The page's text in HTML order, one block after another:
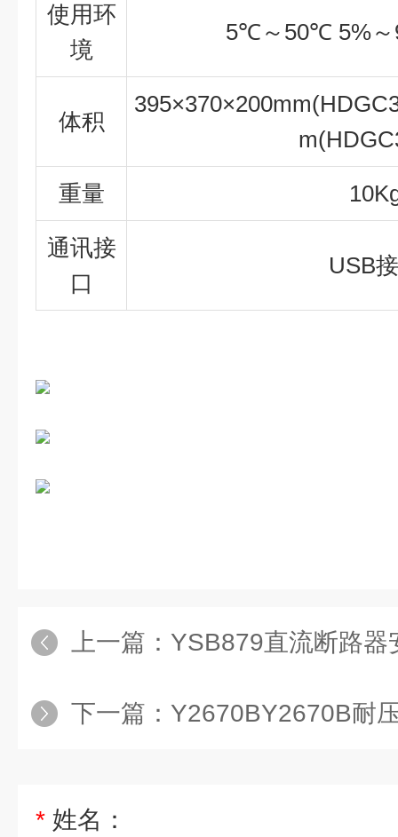
使用环
境
5℃～50℃ 5%～
体积
重量
通讯接
口
USB
上一篇： YSB879直流断路器
下一篇： Y2670BY2670B耐
* 姓名：